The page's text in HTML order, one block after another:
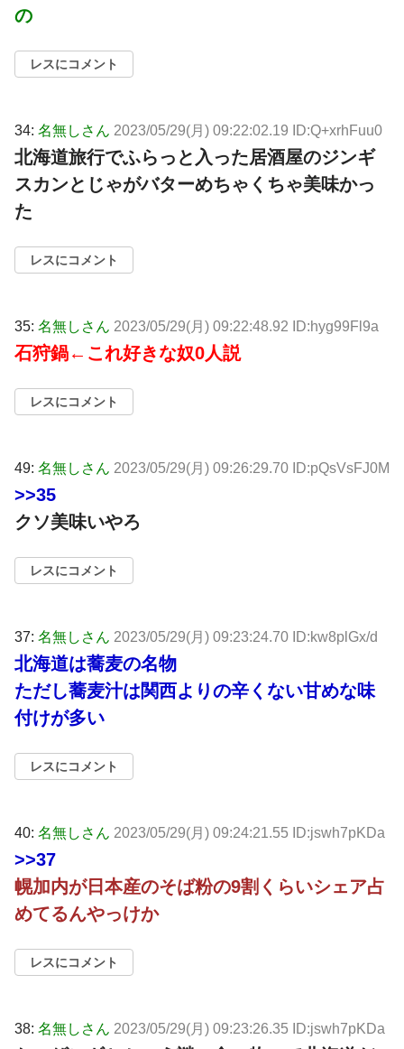
の
レスにコメント
34: 名無しさん 2023/05/29(月) 09:22:02.19 ID:Q+xrhFuu0
北海道旅行でふらっと入った居酒屋のジンギ
スカンとじゃがバターめちゃくちゃ美味かっ
た
レスにコメント
35: 名無しさん 2023/05/29(月) 09:22:48.92 ID:hyg99Fl9a
石狩鍋←これ好きな奴0人説
レスにコメント
49: 名無しさん 2023/05/29(月) 09:26:29.70 ID:pQsVsFJ0M
>>35
クソ美味いやろ
レスにコメント
37: 名無しさん 2023/05/29(月) 09:23:24.70 ID:kw8plGx/d
北海道は蕎麦の名物
ただし蕎麦汁は関西よりの辛くない甘めな味
付けが多い
レスにコメント
40: 名無しさん 2023/05/29(月) 09:24:21.55 ID:jswh7pKDa
>>37
幌加内が日本産のそば粉の9割くらいシェア占
めてるんやっけか
レスにコメント
38: 名無しさん 2023/05/29(月) 09:23:26.35 ID:jswh7pKDa